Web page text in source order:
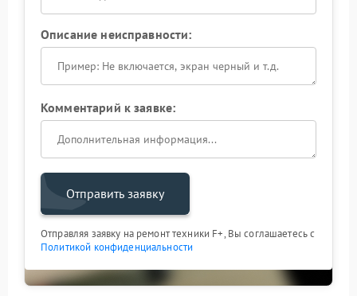
Описание неисправности:
Комментарий к заявке:
Отправить заявку
Отправляя заявку на ремонт техники F+, Вы соглашаетесь с
Политикой конфиденциальности